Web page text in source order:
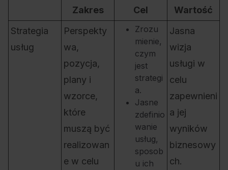
Zakres Cel
Wartość
Strategia
usług
Perspekty
wa,
pozycja,
plany i
wzorce,
które
muszą być
realizowan
e w celu
Zrozu
mienie,
czym
jest
strategi
a.
Jasne
zdefinio
wanie
usług,
sposob
u ich
Jasna
wizja
usługi w
celu
zapewnieni
a jej
wyników
biznesowy
ch.